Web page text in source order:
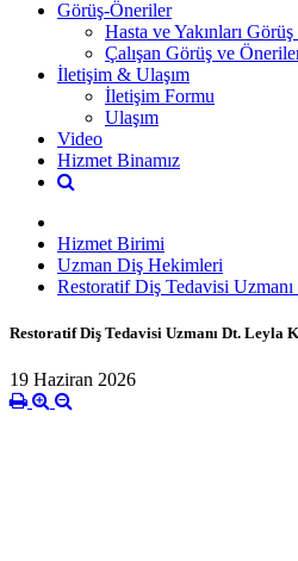
Görüş-Öneriler
Hasta ve Yakınları
Çalışan Görüş ve
İletişim & Ulaşım
İletişim Formu
Ulaşım
Video
Hizmet Binamız
Hizmet Birimi
Uzman Diş Hekimleri
Restoratif Diş Tedavisi Uzmanı
Restoratif Diş Tedavisi Uzmanı Dt. Leyla
19 Haziran 2026